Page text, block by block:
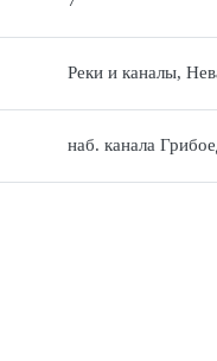
Реки и каналы,
наб. канала